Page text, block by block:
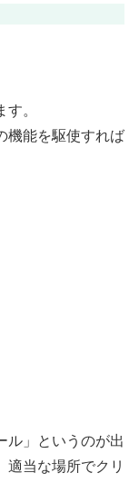
。
機能を駆使すれば
ル」というのが出
当な場所でクリ